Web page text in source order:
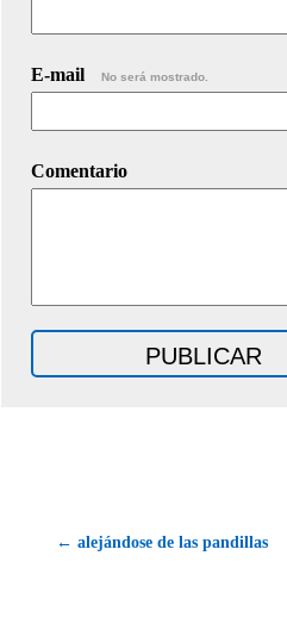
E-mail No será mostrado.
Comentario
← alejándose de las pandillas